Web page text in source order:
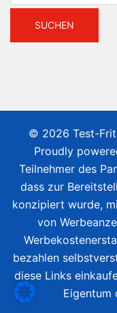
© 2026 Test-
Proudly
Teilnehmer des
dass zur
konzipiert wurde,
von
bezahlen
diese Links
Eigentum